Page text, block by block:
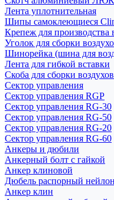
Лента уплотнительная
Шипы самоклеющиеся
Крепеж для производства
Уголок для сборки
Шинорейка (шина для
Лента для гибкой вставки
Скоба для сборки
Сектор управления
Сектор управления RGP
Сектор управления RG-30
Сектор управления RG-50
Сектор управления RG-20
Сектор управления RG-60
Анкеры и дюбили
Анкерный болт с гайкой
Анкер клиновой
Дюбель распорный нейлон
Анкер клин